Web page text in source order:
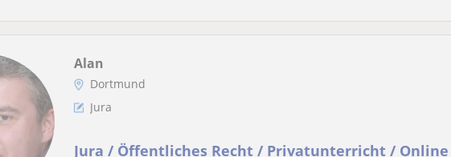
Alan
Dortmund
Jura
Jura / Öffentliches Recht / Privatunterricht / Online